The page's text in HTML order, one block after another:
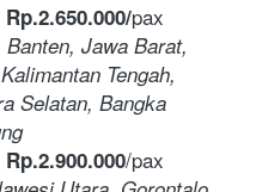
Rp.2.650.000/
Jawa Barat,
Tengah,
Selatan, Bangka
Rp.2.900.000